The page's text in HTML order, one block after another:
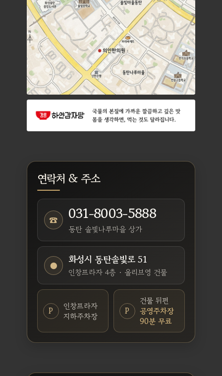
연락처 & 주소
☎ 031-8003-5888
동탄 솔빛나루마을 상가
● 화성시 동탄솔빛로 51
인창프라자 4층 · 올리브영 건물
P
인창프라자
지하주차장
P
건물 뒤편
공영주차장
90분 무료